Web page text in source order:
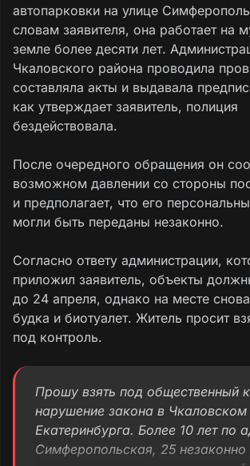
автопарковки на улице
словам заявителя, она работает на
земле более десяти лет.
Чкаловского района проводила
составляла акты и выдавала
как утверждает заявитель, полиция
бездействовала.
После очередного обращения он
возможном давлении со стороны
и предполагает, что его
могли быть переданы незаконно.
Согласно ответу администрации,
приложил заявитель, объекты
до 24 апреля, однако на месте
будка и биотуалет. Житель просит
под контроль.
Прошу взять под общественный
нарушение закона в Чкаловском
Екатеринбурга. Более 10 лет по
Симферопольская, 25 незаконно